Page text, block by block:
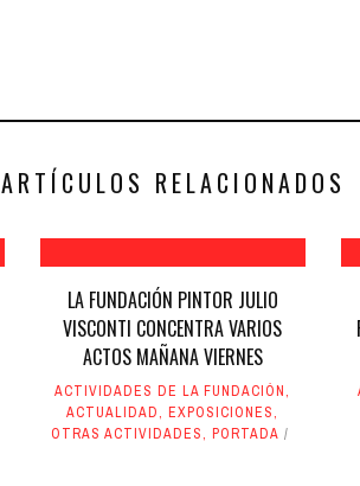
ARTÍCULOS RELACIONADOS
LA FUNDACIÓN PINTOR JULIO
VISCONTI CONCENTRA VARIOS
ACTOS MAÑANA VIERNES
ACTIVIDADES DE LA FUNDACIÓN,
ACTUALIDAD,EXPOSICIONES,
OTRAS ACTIVIDADES,PORTADA